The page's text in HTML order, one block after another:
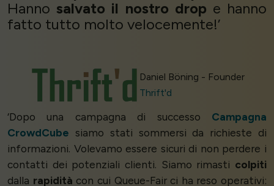
Hannosalvato il nostro drop e hanno
fatto tutto molto velocemente!’
Daniel Böning - Founder
Thrift'd
‘Dopo una campagna di successo Campagna
CrowdCube siamo stati sommersi da richieste di
informazioni. Volevamo essere sicuri di non perdere i
contatti dei potenziali clienti. Siamo rimasti colpiti
dalla rapidità con cui Queue-Fair ci ha reso operativi: